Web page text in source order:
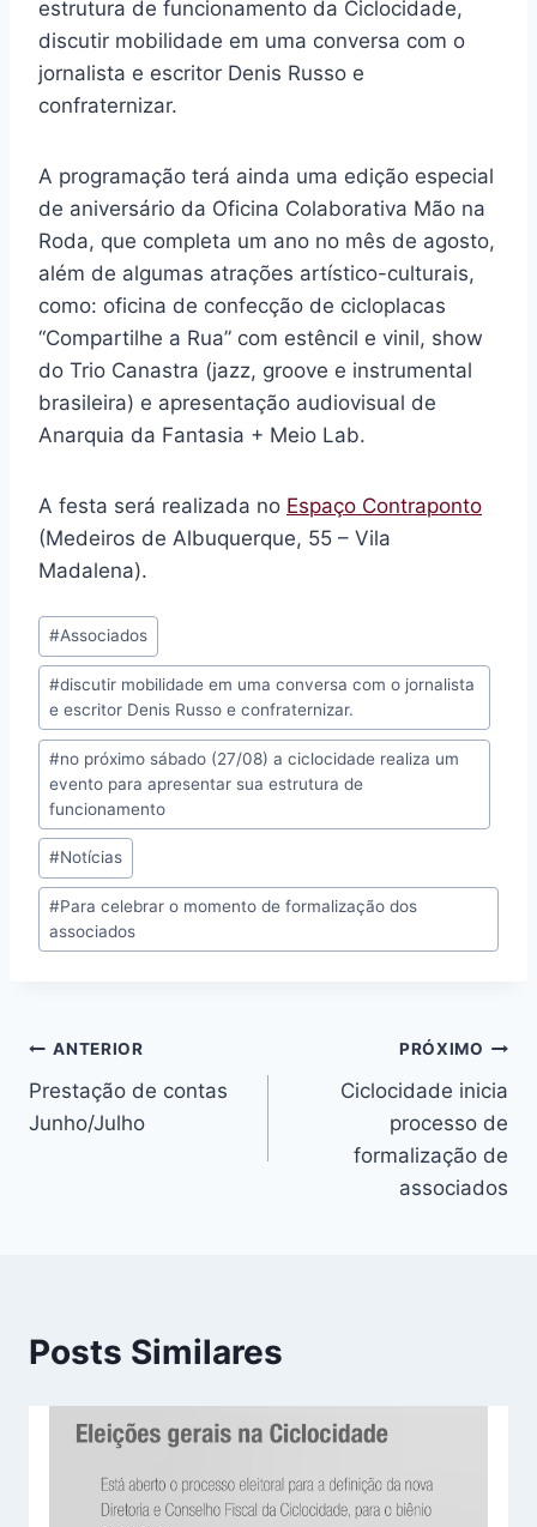
estrutura de funcionamento da Ciclocidade,
discutir mobilidade em uma conversa com o
jornalista e escritor Denis Russo e
confraternizar.
A programação terá ainda uma edição especial
de aniversário da Oficina Colaborativa Mão na
Roda, que completa um ano no mês de agosto,
além de algumas atrações artístico-culturais,
como: oficina de confecção de cicloplacas
“Compartilhe a Rua” com estêncil e vinil, show
do Trio Canastra (jazz, groove e instrumental
brasileira) e apresentação audiovisual de
Anarquia da Fantasia + Meio Lab.
A festa será realizada no Espaço Contraponto
(Medeiros de Albuquerque, 55 – Vila
Madalena).
Tags
do
Post:
#Associados
#discutir mobilidade em uma conversa com o jornalista
e escritor Denis Russo e confraternizar.
#no próximo sábado (27/08) a ciclocidade realiza um
evento para apresentar sua estrutura de
funcionamento
#Notícias
#Para celebrar o momento de formalização dos
associados
Navegação
de
ANTERIOR
Prestação de contas
Junho/Julho
PRÓXIMO
Ciclocidade inicia
processo de
formalização de
associados
Posts Similares